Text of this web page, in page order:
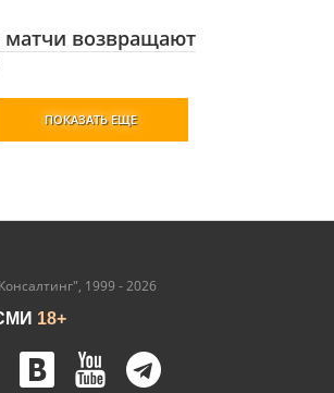
возвращают
ПОКАЗАТЬ ЕЩЕ
1999 - 2026
18+